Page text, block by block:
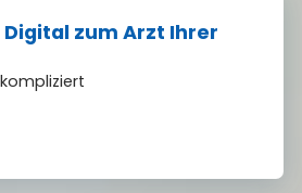
zum Arzt Ihrer